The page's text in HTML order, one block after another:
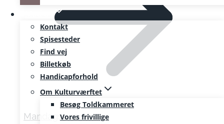
Kontakt
Spisesteder
Find vej
Billetkøb
Handicapforhold
Om Kulturværftet
Besøg Toldkammeret
Vores frivillige
Mandagsjam